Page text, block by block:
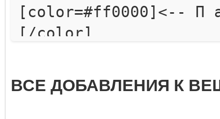
[color=#ff0000]<-- П
[/color]
параметр) [/color]
ВСЕ ДОБАВЛЕНИЯ К